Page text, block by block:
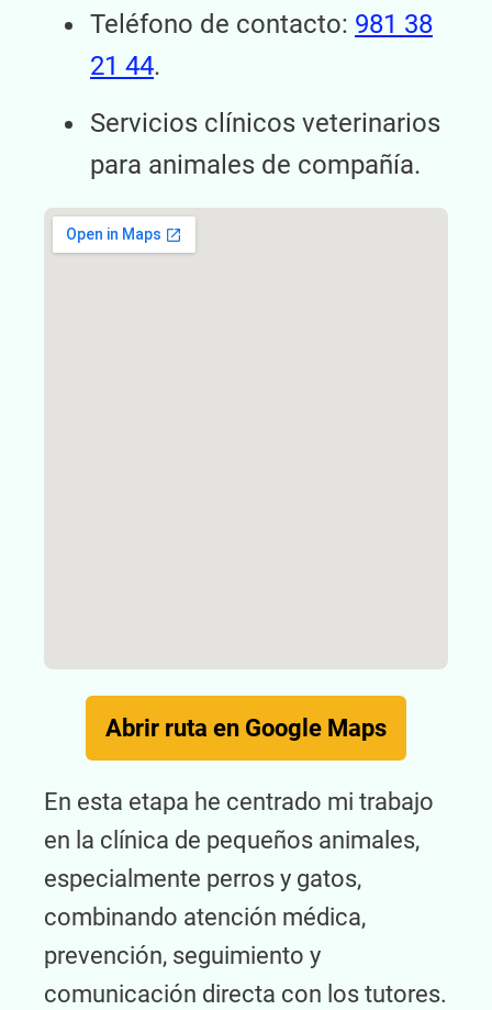
Teléfono de contacto: 981 38
21 44.
Servicios clínicos veterinarios
para animales de compañía.
Abrir ruta en Google Maps
En esta etapa he centrado mi trabajo
en la clínica de pequeños animales,
especialmente perros y gatos,
combinando atención médica,
prevención, seguimiento y
comunicación directa con los tutores.